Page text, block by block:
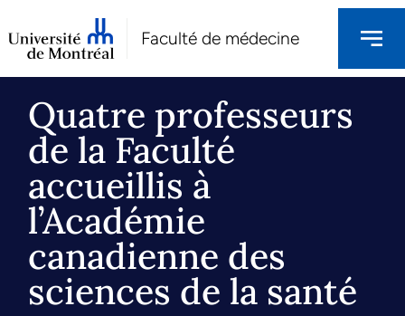
Faculté de médecine
Quatre professeurs
de la Faculté
accueillis à
l’Académie
canadienne des
sciences de la santé